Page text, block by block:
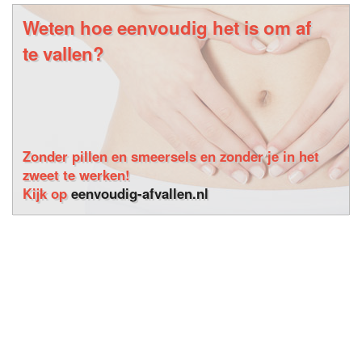
Weten hoe eenvoudig het is om af
te vallen?
Zonder pillen en smeersels en zonder je in het
zweet te werken!
Kijk opeenvoudig-afvallen.nl